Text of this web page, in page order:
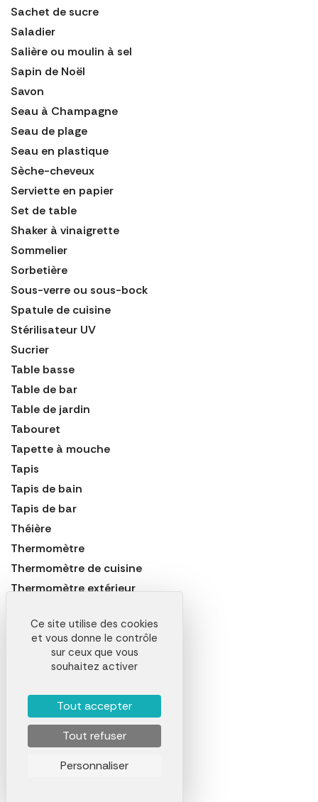
Sachet de sucre
Saladier
Salière ou moulin à sel
Sapin de Noël
Savon
Seau à Champagne
Seau de plage
Seau en plastique
Sèche-cheveux
Serviette en papier
Set de table
Shaker à vinaigrette
Sommelier
Sorbetière
Sous-verre ou sous-bock
Spatule de cuisine
Stérilisateur UV
Sucrier
Table basse
Table de bar
Table de jardin
Tabouret
Tapette à mouche
Tapis
Tapis de bain
Tapis de bar
Théière
Thermomètre
Thermomètre de cuisine
Thermomètre extérieur
Tonneau
Transat
Vaporisateur
Veilleuse
Ventilateur
Vide-poche
Ce site utilise des cookies
et vous donne le contrôle
sur ceux que vous
souhaitez activer
Tout accepter
Tout refuser
Personnaliser